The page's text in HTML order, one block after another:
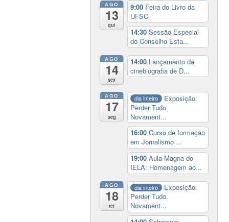
AGO
13
qui
9:00 Feira do Livro da
UFSC
14:30Sessão Especial
do Conselho Esta...
AGO
14
sex
14:00 Lançamento da
cinebiografia de D...
AGO
17
seg
dia inteiro
Exposição:
Perder Tudo.
Novament...
16:00Curso de formação
em Jornalismo ...
19:00Aula Magna do
IELA: Homenagem ao...
AGO
18
ter
dia inteiro
Exposição:
Perder Tudo.
Novament...